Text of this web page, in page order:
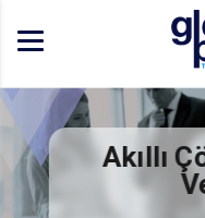
Akıllı